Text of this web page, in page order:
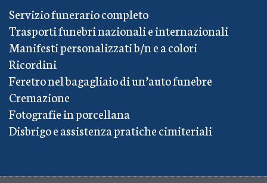
Servizio funerario completo
Trasporti funebri nazionali e internazionali
Manifesti personalizzati b/n e a colori
Ricordini
Feretro nel bagagliaio di un’auto funebre
Cremazione
Fotografie in porcellana
Disbrigo e assistenza pratiche cimiteriali